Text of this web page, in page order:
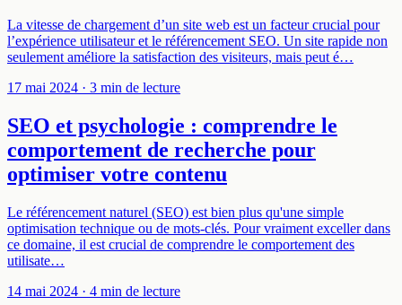
La vitesse de chargement d’un site web est un facteur crucial pour
l’expérience utilisateur et le référencement SEO. Un site rapide non
seulement améliore la satisfaction des visiteurs, mais peut é…
17 mai 2024 · 3 min de lecture
SEO et psychologie : comprendre le
comportement de recherche pour
optimiser votre contenu
Le référencement naturel (SEO) est bien plus qu'une simple
optimisation technique ou de mots-clés. Pour vraiment exceller dans
ce domaine, il est crucial de comprendre le comportement des
utilisate…
14 mai 2024 · 4 min de lecture